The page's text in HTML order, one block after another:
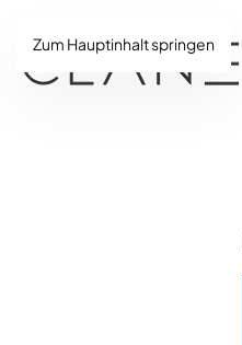
Zum Hauptinhalt springen